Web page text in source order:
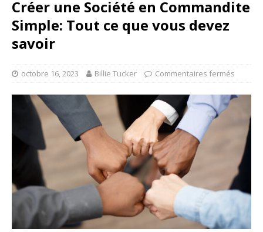
Créer une Société en Commandite
Simple: Tout ce que vous devez
savoir
octobre 16, 2023 Billie Tucker Commentaires fermés